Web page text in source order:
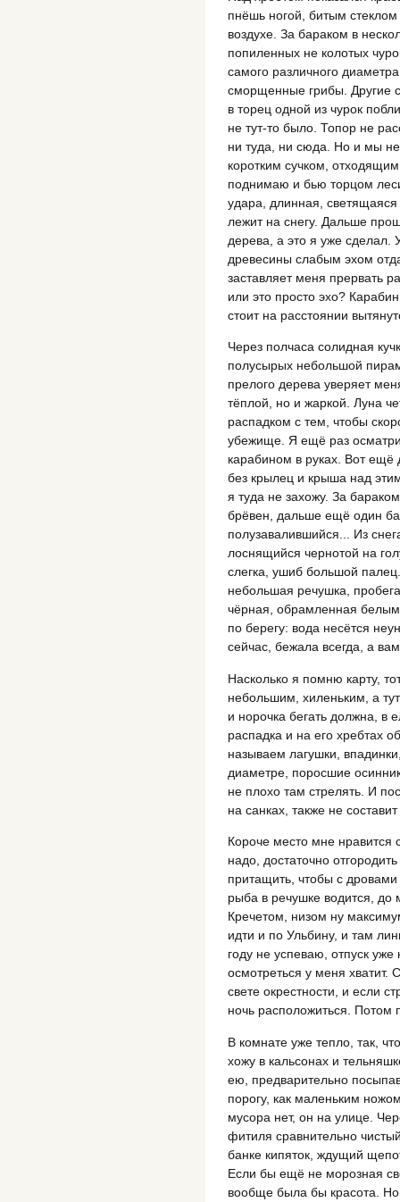
пнёшь ногой, битым
воздухе. За бараком в
попиленных не колотых
самого различного
сморщенные грибы. Другие
в торец одной из чурок
не тут-то было. Топор не
ни туда, ни сюда. Но и мы
коротким сучком,
поднимаю и бью торцом
удара, длинная,
лежит на снегу. Дальше
дерева, а это я уже сделал.
древесины слабым эхом
заставляет меня прервать
или это просто эхо?
стоит на расстоянии
Через полчаса солидная
полусырых небольшой
прелого дерева уверяет
тёплой, но и жаркой. Луна
распадком с тем, чтобы
убежище. Я ещё раз
карабином в руках. Вот ещё
без крылец и крыша над
я туда не захожу. За
брёвен, дальше ещё один
полузавалившийся... Из
лоснящийся чернотой на
слегка, ушиб большой
небольшая речушка,
чёрная, обрамленная
по берегу: вода несётся
сейчас, бежала всегда, а
Насколько я помню карту,
небольшим, хиленьким, а
и норочка бегать должна, в
распадка и на его хребтах
называем лагушки,
диаметре, поросшие
не плохо там стрелять. И
на санках, также не
Короче место мне нравится
надо, достаточно
притащить, чтобы с дровами
рыба в речушке водится, до
Кречетом, низом ну
идти и по Ульбину, и там
году не успеваю, отпуск
осмотреться у меня хватит.
свете окрестности, и если
ночь расположиться. Потом
В комнате уже тепло, так,
хожу в кальсонах и
ею, предварительно
порогу, как маленьким
мусора нет, он на улице.
фитиля сравнительно
банке кипяток, ждущий
Если бы ещё не морозная
вообще была бы красота. Но